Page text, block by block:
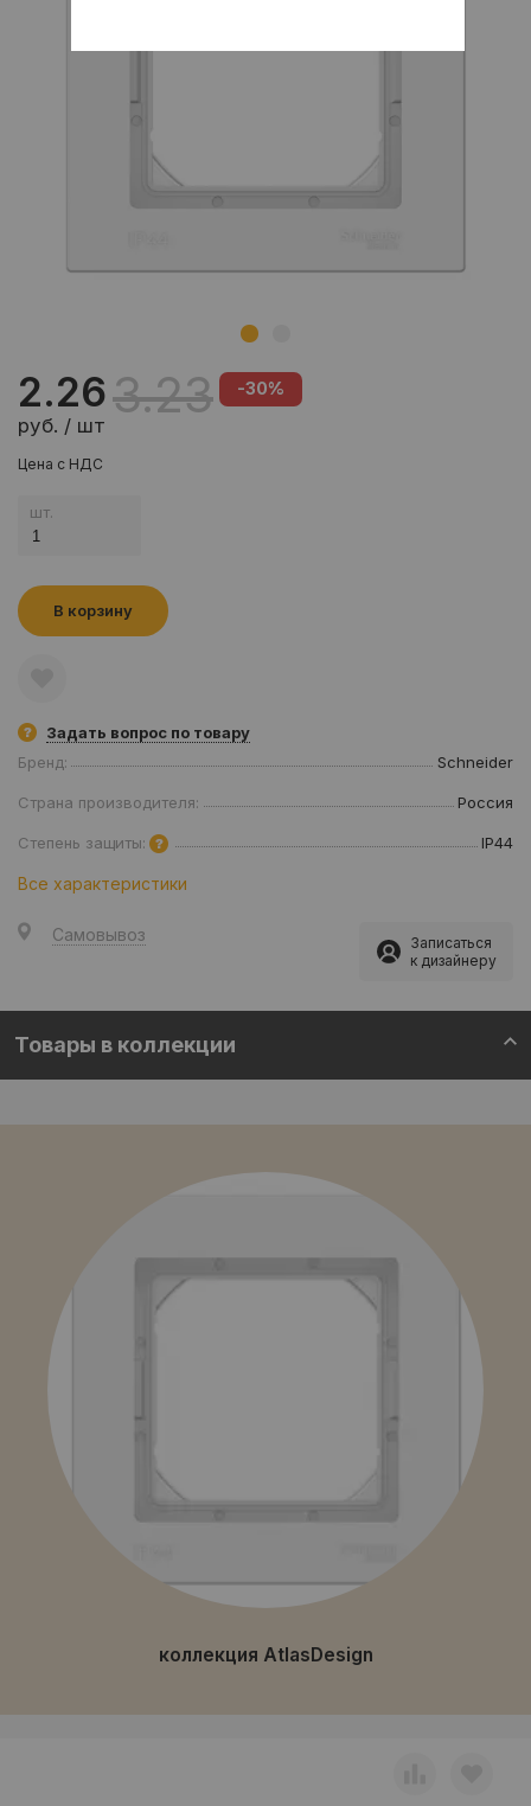
2.26
руб. / шт
3.23 -30%
Цена с НДС
шт.
В корзину
Задать вопрос по товару
Бренд:
Schneider
Страна производителя: Россия
Степень защиты: IP44
Все характеристики
Самовывоз
Записаться
к дизайнеру
Товары в коллекции
коллекция AtlasDesign